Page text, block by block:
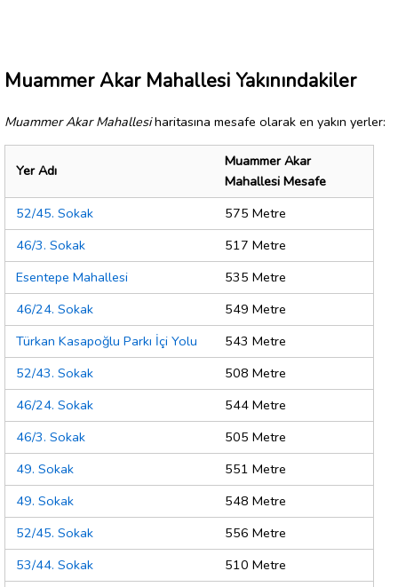
Muammer Akar Mahallesi Yakınındakiler
Muammer Akar Mahallesiharitasına mesafe olarak en yakın yerler:
Yer Adı
Muammer Akar
Mahallesi Mesafe
52/45. Sokak
575 Metre
46/3. Sokak
517 Metre
Esentepe Mahallesi
535 Metre
46/24. Sokak
549 Metre
Türkan Kasapoğlu Parkı İçi Yolu
543 Metre
52/43. Sokak
508 Metre
46/24. Sokak
544 Metre
46/3. Sokak
505 Metre
49. Sokak
551 Metre
49. Sokak
548 Metre
52/45. Sokak
556 Metre
53/44. Sokak
510 Metre